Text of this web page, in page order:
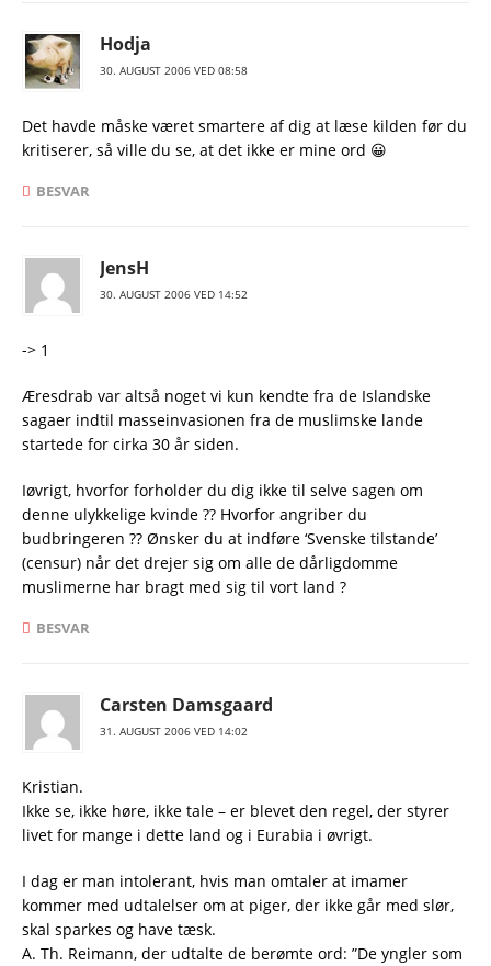
Hodja
30. AUGUST 2006 VED 08:58
Det havde måske været smartere af dig at læse kilden før du
kritiserer, så ville du se, at det ikke er mine ord 😀
BESVAR
JensH
30. AUGUST 2006 VED 14:52
-> 1
Æresdrab var altså noget vi kun kendte fra de Islandske
sagaer indtil masseinvasionen fra de muslimske lande
startede for cirka 30 år siden.
Iøvrigt, hvorfor forholder du dig ikke til selve sagen om
denne ulykkelige kvinde ?? Hvorfor angriber du
budbringeren ?? Ønsker du at indføre ‘Svenske tilstande’
(censur) når det drejer sig om alle de dårligdomme
muslimerne har bragt med sig til vort land ?
BESVAR
Carsten Damsgaard
31. AUGUST 2006 VED 14:02
Kristian.
Ikke se, ikke høre, ikke tale – er blevet den regel, der styrer
livet for mange i dette land og i Eurabia i øvrigt.
I dag er man intolerant, hvis man omtaler at imamer
kommer med udtalelser om at piger, der ikke går med slør,
skal sparkes og have tæsk.
A. Th. Reimann, der udtalte de berømte ord: ”De yngler som